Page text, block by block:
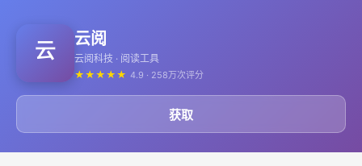
云阅
云阅科技 · 阅读工具
★ ★ ★ ★ ★ 4.9 · 258万次评分
获取